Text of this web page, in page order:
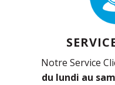
Notre Service
du lundi au